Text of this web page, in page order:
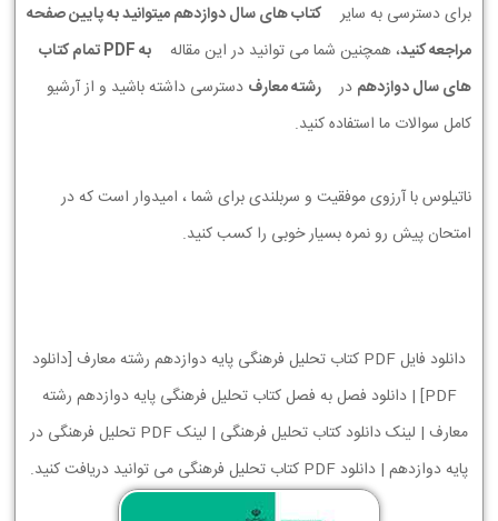
برای دسترسی به سایر
کتاب های سال دوازدهم میتوانید به پایین صفحه
مراجعه کنید، همچنین شما می توانید در این مقاله
به PDF تمام کتاب
های سال دوازدهم در رشته معارف دسترسی داشته باشید و از آرشیو
کامل سوالات ما استفاده کنید.
ناتیلوس با آرزوی موفقیت و سربلندی برای شما ، امیدوار است که در
امتحان پیش رو نمره بسیار خوبی را کسب کنید.
دانلود فایل PDF کتاب تحلیل فرهنگی پایه دوازدهم رشته معارف [دانلود
PDF] | دانلود فصل به فصل کتاب تحلیل فرهنگی پایه دوازدهم رشته
معارف | لینک دانلود کتاب تحلیل فرهنگی | لینک PDF تحلیل فرهنگی در
پایه دوازدهم | دانلود PDF کتاب تحلیل فرهنگی می توانید دریافت کنید.